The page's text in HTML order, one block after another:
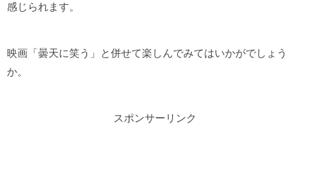
感じられます。
映画「曇天に笑う」と併せて楽しんでみてはいかがでしょう
か。
スポンサーリンク